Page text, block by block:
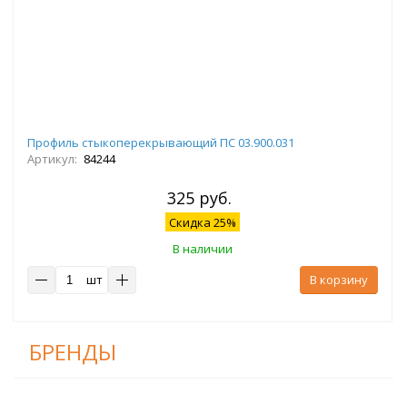
Профиль стыкоперекрывающий ПС 03.900.031
Артикул: 84244
325 руб.
Скидка 25%
В наличии
шт
В корзину
БРЕНДЫ